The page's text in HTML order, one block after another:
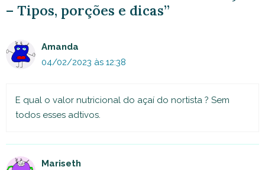
– Tipos, porções e dicas”
Amanda
04/02/2023 às 12:38
E qual o valor nutricional do açaí do nortista ? Sem
todos esses adtivos.
Mariseth